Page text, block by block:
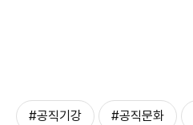
#공직기강 #공직문화